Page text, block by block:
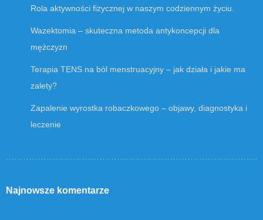
Rola aktywności fizycznej w naszym codziennym życiu.
Wazektomia – skuteczna metoda antykoncepcji dla
mężczyzn
Terapia TENS na ból menstruacyjny – jak działa i jakie ma
zalety?
Zapalenie wyrostka robaczkowego – objawy, diagnostyka i
leczenie
Najnowsze komentarze